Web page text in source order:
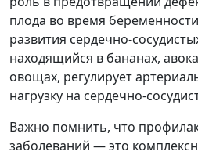
плода во время
развития сердечно-
находящийся в бананах,
овощах, регулирует
нагрузку на сердечно-
Важно помнить, что
заболеваний — это